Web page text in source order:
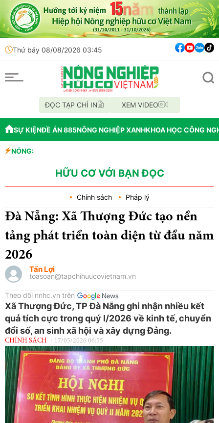
Thứ bảy 08/08/2026 03:45
ĐỌC TẠP CHÍ IN XEM VIDEO
SỰ KIỆNĐỀ ÁN 885NÔNG NGHIỆP XANHKHOA HỌC CÔNG
NÓNG:
Lâm Đồng: Không
HỮU CƠ VỚI BẠN ĐỌC
Chính sách Pháp lý
Đà Nẵng: Xã Thượng Đức tạo nền
tảng phát triển toàn diện từ đầu năm
2026
Tấn Lợi
toasoan@tapchihuucovietnam.vn
Theo dõi nnhc.vn trên
Xã Thượng Đức, TP Đà Nẵng ghi nhận nhiều kết
quả tích cực trong quý I/2026 về kinh tế, chuyển
đổi số, an sinh xã hội và xây dựng Đảng.
CHÍNH SÁCH 17/05/2026 06:55